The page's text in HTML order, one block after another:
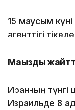
15 маусым
агенттігі
Маңызды
Иранның
Израильде 8